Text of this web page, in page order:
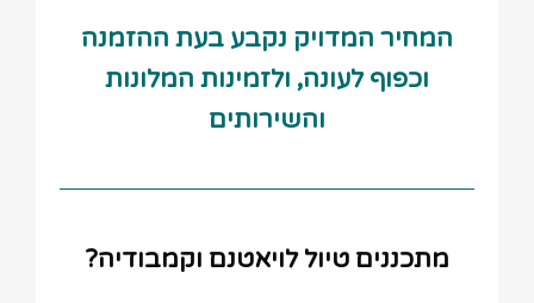
המחיר המדויק נקבע בעת ההזמנה
וכפוף לעונה, ולזמינות המלונות
והשירותים
מתכננים טיול לויאטנם וקמבודיה?